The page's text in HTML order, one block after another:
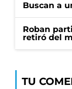
Buscan a
Roban
retiró del
TU